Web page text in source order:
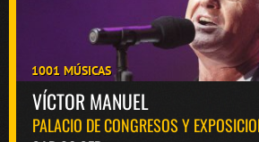
1001 MÚSICAS
VÍCTOR MANUEL
PALACIO DE CONGRESOS Y